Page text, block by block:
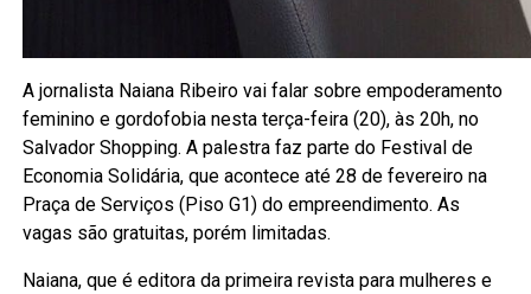
A jornalista Naiana Ribeiro vai falar sobre empoderamento
feminino e gordofobia nesta terça-feira (20), às 20h, no
Salvador Shopping. A palestra faz parte do Festival de
Economia Solidária, que acontece até 28 de fevereiro na
Praça de Serviços (Piso G1) do empreendimento. As
vagas são gratuitas, porém limitadas.
Naiana, que é editora da primeira revista para mulheres e